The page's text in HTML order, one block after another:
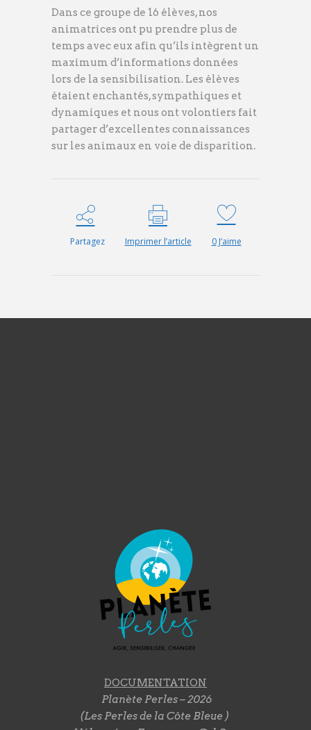
Dans ce groupe de 16 élèves, nos
animatrices ont pu prendre plus de
temps avec eux afin qu’ils intègrent un
maximum d’informations données
lors de la sensibilisation. Les élèves
étaient enchantés, sympathiques et
dynamiques et nous ont volontiers fait
partager d’excellentes connaissances
sur les animaux en voie de disparition.
Partagez Imprimer l’article 0J’aime
DOCUMENTATION
Planète Perles – 2026
(Les Perles de la Côte Bleue )